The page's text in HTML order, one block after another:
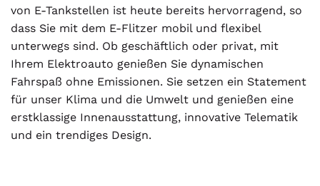
von E-Tankstellen ist heute bereits hervorragend, so
dass Sie mit dem E-Flitzer mobil und flexibel
unterwegs sind. Ob geschäftlich oder privat, mit
Ihrem Elektroauto genießen Sie dynamischen
Fahrspaß ohne Emissionen. Sie setzen ein Statement
für unser Klima und die Umwelt und genießen eine
erstklassige Innenausstattung, innovative Telematik
und ein trendiges Design.